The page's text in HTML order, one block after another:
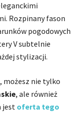
Rozpinany fason
pogodowych
V subtelnie
stylizacji.
nie tylko
, ale również
jest oferta tego